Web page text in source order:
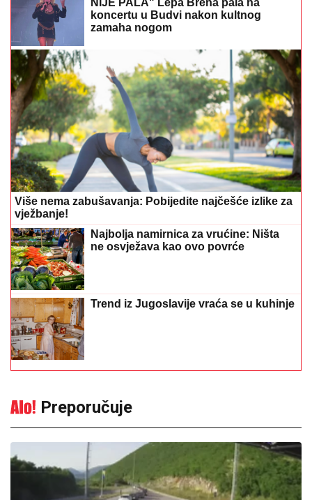
koncertu u Budvi nakon kultnog
zamaha nogom
Više nema zabušavanja: Pobijedite najčešće izlike za
vježbanje!
Najbolja namirnica za vrućine: Ništa
ne osvježava kao ovo povrće
Trend iz Jugoslavije vraća se u kuhinje
Preporučuje